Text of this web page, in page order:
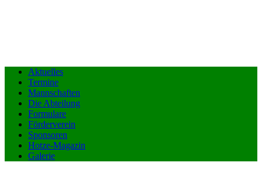
Aktuelles
Termine
Mannschaften
Die Abteilung
Formulare
Förderverein
Sponsoren
Hotze-Magazin
Galerie